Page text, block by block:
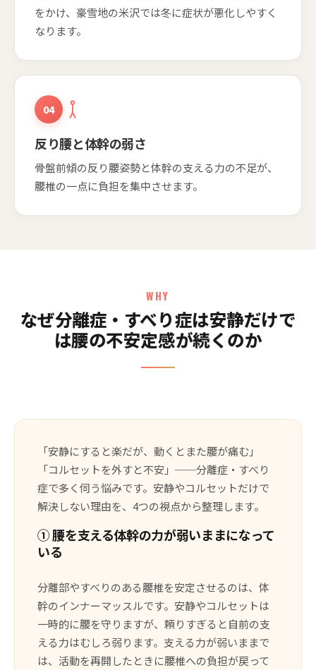
をかけ、豪雪地の米沢では冬に症状が悪化しやすく
なります。
04
反り腰と体幹の弱さ
骨盤前傾の反り腰姿勢と体幹の支える力の不足が、
腰椎の一点に負担を集中させます。
WHY
なぜ分離症・すべり症は安静だけで
は腰の不安定感が続くのか
「安静にすると楽だが、動くとまた腰が痛む」
「コルセットを外すと不安」──分離症・すべり
症で多く伺う悩みです。安静やコルセットだけで
解決しない理由を、4つの視点から整理します。
① 腰を支える体幹の力が弱いままになって
いる
分離部やすべりのある腰椎を安定させるのは、体
幹のインナーマッスルです。安静やコルセットは
一時的に腰を守りますが、頼りすぎると自前の支
える力はむしろ弱ります。支える力が弱いままで
は、活動を再開したときに腰椎への負担が戻って